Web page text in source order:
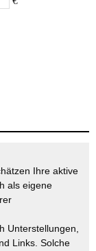
Ihre aktive
als eigene
Unterstellungen,
Links. Solche